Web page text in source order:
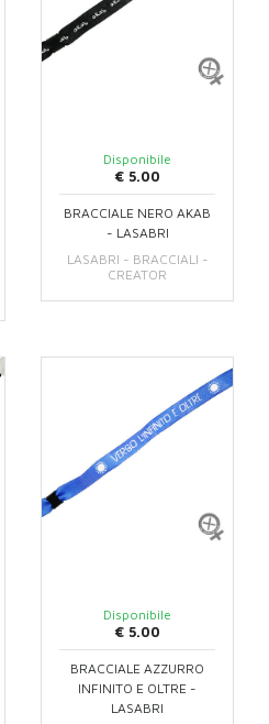
Disponibile
€ 5.00
BRACCIALE NERO AKAB
- LASABRI
LASABRI - BRACCIALI -
CREATOR
Disponibile
€ 5.00
BRACCIALE AZZURRO
INFINITO E OLTRE -
LASABRI